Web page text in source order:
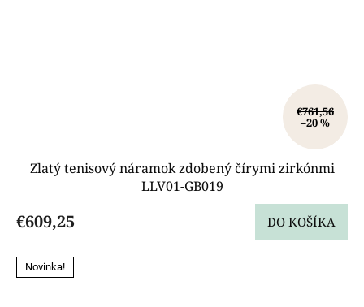
€761,56
–20 %
Zlatý tenisový náramok zdobený čírymi zirkónmi
LLV01-GB019
€609,25 DO KOŠÍKA
Novinka!